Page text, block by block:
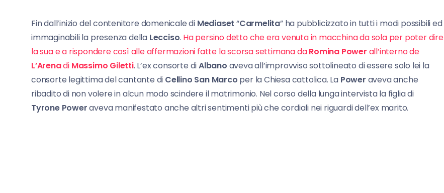
Fin dall’inizio del contenitore domenicale di Mediaset “Carmelita” ha pubblicizzato in tutti i modi possibili ed
immaginabili la presenza della Lecciso. Ha persino detto che era venuta in macchina da sola per poter dire
la sua e a rispondere così alle affermazioni fatte la scorsa settimana daRomina Power all’interno de
L’Arenadi Massimo Giletti. L’ex consorte diAlbano aveva all’improvviso sottolineato di essere solo lei la
consorte legittima del cantante di Cellino San Marco per la Chiesa cattolica. La Power aveva anche
ribadito di non volere in alcun modo scindere il matrimonio. Nel corso della lunga intervista la figlia di
Tyrone Poweraveva manifestato anche altri sentimenti più che cordiali nei riguardi dell’ex marito.